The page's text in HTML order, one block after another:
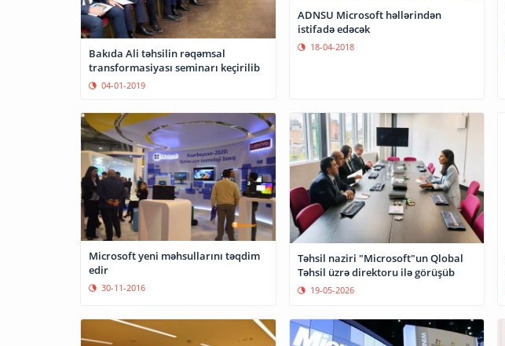
Bakıda Ali təhsilin rəqəmsal
transformasiyası seminarı keçirilib
04-01-2019
ADNSU Microsoft həllərindən
istifadə edəcək
18-04-2018
Microsoft yeni məhsullarını təqdim
edir
30-11-2016
Təhsil naziri "Microsoft"un Qlobal
Təhsil üzrə direktoru ilə görüşüb
19-05-2026